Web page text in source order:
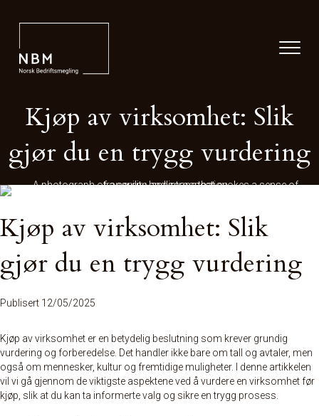
Kjøp av virksomhet: Slik
gjør du en trygg vurdering
Kjøp av virksomhet: Slik
gjør du en trygg vurdering
Publisert 12/05/2025
Kjøp av virksomhet er en betydelig beslutning som krever grundig
vurdering og forberedelse. Det handler ikke bare om tall og avtaler, men
også om mennesker, kultur og fremtidige muligheter. I denne artikkelen
vil vi gå gjennom de viktigste aspektene ved å vurdere en virksomhet før
kjøp, slik at du kan ta informerte valg og sikre en trygg prosess.